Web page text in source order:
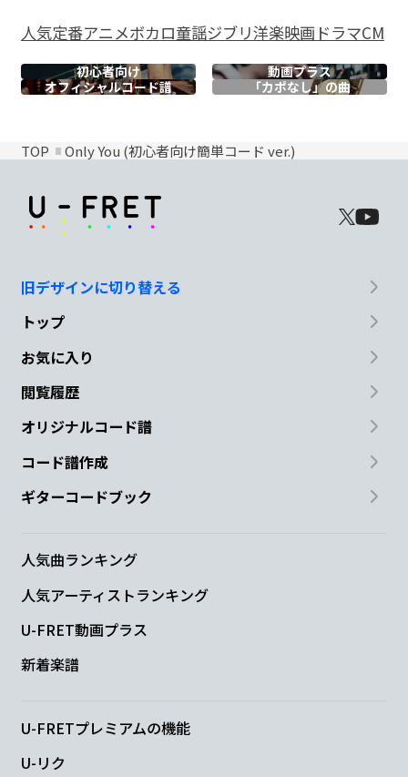
人気定番アニメボカロ童謡ジブリ洋楽映画ドラマCM
初心者向け
動画プラス
オフィシャルコード譜 「カポなし」の曲
TOP Only You (初心者向け簡単コード ver.)
旧デザインに切り替える
トップ
お気に入り
閲覧履歴
オリジナルコード譜
コード譜作成
ギターコードブック
人気曲ランキング
人気アーティストランキング
U-FRET動画プラス
新着楽譜
U-FRETプレミアムの機能
U-リク